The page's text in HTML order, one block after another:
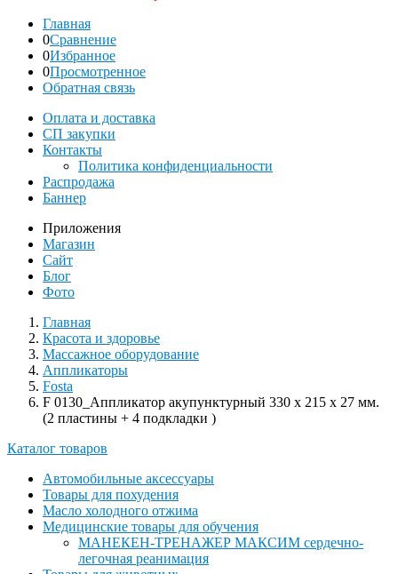
Главная
0Сравнение
0Избранное
0Просмотренное
Обратная связь
Оплата и доставка
СП закупки
Контакты
Политика конфиденциальности
Распродажа
Баннер
Приложения
Магазин
Сайт
Блог
Фото
Главная
Красота и здоровье
Массажное оборудование
Аппликаторы
Fosta
F 0130_Аппликатор акупунктурный 330 х 215 х 27 мм.
(2 пластины + 4 подкладки )
Каталог товаров
Автомобильные аксессуары
Товары для похудения
Масло холодного отжима
Медицинские товары для обучения
МАНЕКЕН-ТРЕНАЖЕР МАКСИМ сердечно-
легочная реанимация